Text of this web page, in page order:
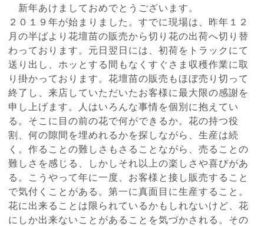
新年あけましておめでとうございます。
２０１９年が始まりました。すでに現場は、昨年１２
月の半ばより花壇苗の販売から切り花の出荷へ切り替
わっております。元日翌日には、初荷をトラックにて
送り出し、ホッとする間もなくすぐさま収穫作業に取
り掛かっております。花壇苗の販売もほぼ売り切って
終了し、来店していただいたお客様に最大限の感謝を
申し上げます。人はいろんな事情を個別に抱えてい
る。そこに目の前の花で何ができるか。花の持つ役
割、何の隙間を埋めれるかを探しながら、生産は続
く。作ることの難しさもさることながら、売ることの
難しさを感じる、しかしそれ以上の楽しさや喜びがあ
る。こうやって年に一度、お客様と接し販売すること
で気付くことがある。第一に真面目に生産すること。
花に出来ることは限られているかもしれないけど、花
にしか出来ないことがあることを気づかされる。その